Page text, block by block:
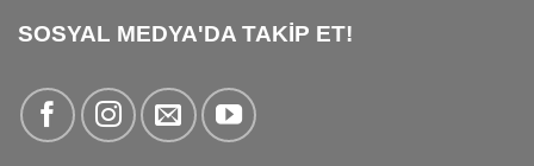
SOSYAL MEDYA'DA TAKİP ET!